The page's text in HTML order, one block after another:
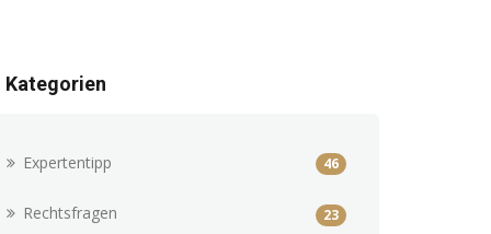
Kategorien
Expertentipp 46
Rechtsfragen 23